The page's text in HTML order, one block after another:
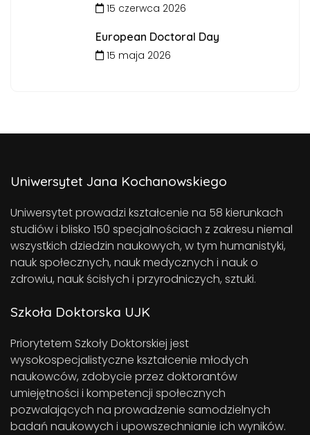
15 czerwca 2026
European Doctoral Day
15 maja 2026
Uniwersytet Jana Kochanowskiego
Uniwersytet prowadzi kształcenie na 58 kierunkach
studiów i blisko 150 specjalnościach z zakresu niemal
wszystkich dziedzin naukowych, w tym humanistyki,
nauk społecznych, nauk medycznych i nauk o
zdrowiu, nauk ścisłych i przyrodniczych, sztuki.
Szkoła Doktorska UJK
Priorytetem Szkoły Doktorskiej jest
wysokospecjalistyczne kształcenie młodych
naukowców, zdobycie przez doktorantów
umiejętności i kompetencji społecznych
pozwalających na prowadzenie samodzielnych
badań naukowych i upowszechnianie ich wyników.